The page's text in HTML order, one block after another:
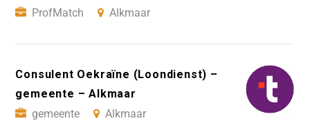
ProfMatch
Alkmaar
Consulent Oekraïne (Loondienst) –
gemeente – Alkmaar
gemeente
Alkmaar